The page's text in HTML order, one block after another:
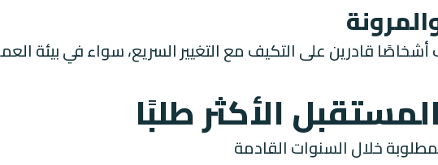
قادرين على التكيف مع التغيير السريع، سواء في بيئة
الأكثر طلبًا